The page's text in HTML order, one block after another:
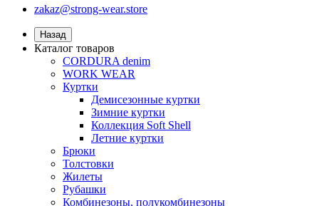
zakaz@strong-wear.store
Назад
Каталог товаров
CORDURA denim
WORK WEAR
Куртки
Демисезонные куртки
Зимние куртки
Коллекция Soft Shell
Летние куртки
Брюки
Толстовки
Жилеты
Рубашки
Комбинезоны, полукомбинезоны